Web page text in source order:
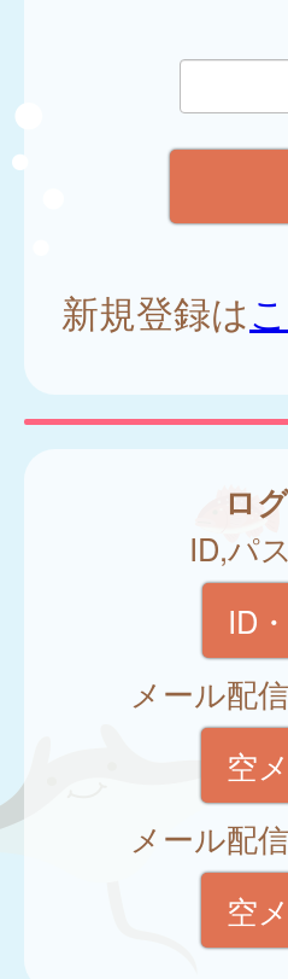
新規登録は
ロ
ID,パ
ID
メール配
空
メール配
空